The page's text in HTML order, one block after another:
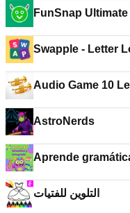
FunSnap
Swapple - Letter
Audio Game 10
AstroNerds
Aprende
التلوين للفتيات